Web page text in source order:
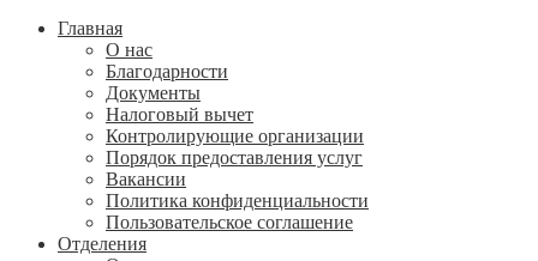
Главная
О нас
Благодарности
Документы
Налоговый вычет
Контролирующие организации
Порядок предоставления услуг
Вакансии
Политика конфиденциальности
Пользовательское соглашение
Отделения